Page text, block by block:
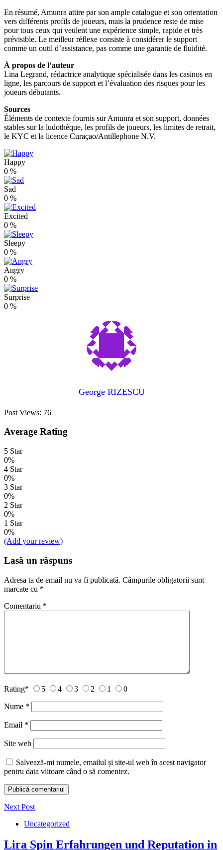
En résumé, Amunra attire par son ample catalogue et son orientation
vers différents profils de joueurs, mais la prudence reste de mise
pour tous ceux qui veulent une expérience simple, rapide et très
prévisible. Le meilleur réflexe consiste à considérer le support
comme un outil d’assistance, pas comme une garantie de fluidité.
À propos de l’auteur
Lina Legrand, rédactrice analytique spécialisée dans les casinos en
ligne, les parcours de support et l’évaluation des risques pour les
joueurs débutants.
Sources
Éléments de contexte fournis sur Amunra et son support, données
stables sur la ludothèque, les profils de joueurs, les limites de retrait,
le KYC et la licence Curaçao/Antillephone N.V.
Happy
0 %
Sad
0 %
Excited
0 %
Sleepy
0 %
Angry
0 %
Surprise
0 %
George RIZESCU
Post Views: 76
Average Rating
5 Star
0%
4 Star
0%
3 Star
0%
2 Star
0%
1 Star
0%
(Add your review)
Lasă un răspuns
Adresa ta de email nu va fi publicată. Câmpurile obligatorii sunt
marcate cu *
Comentariu *
Rating* 5 4 3 2 1 0
Nume *
Email *
Site web
Salvează-mi numele, emailul și site-ul web în acest navigator
pentru data viitoare când o să comentez.
Next Post
Uncategorized
Lira Spin Erfahrungen und Reputation in